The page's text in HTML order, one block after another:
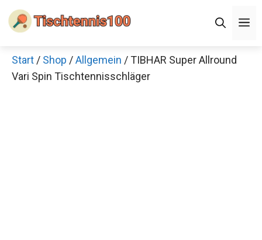
Zum
Inhalt
Start / Shop /Allgemein / TIBHAR Super Allround
Vari Spin Tischtennisschläger